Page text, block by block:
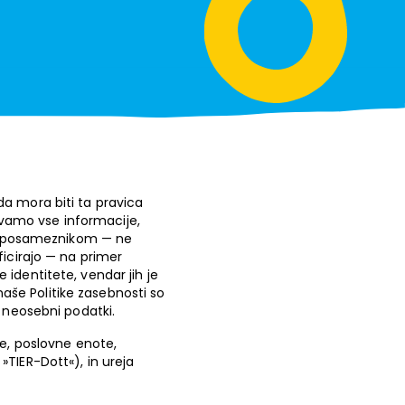
mora biti ta pravica
vse informacije,
— ne
— na primer
identitete, vendar jih je
Politike zasebnosti so
podatki.
poslovne enote,
Dott«), in ureja